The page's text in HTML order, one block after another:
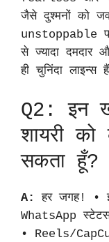
जैसे दुश्मनों को
unstoppable
से ज्यादा दमदार
ही चुनिंदा
Q2: इन
शायरी
सकता हूँ?
A:
हर जगह! •
WhatsApp
• Reels/